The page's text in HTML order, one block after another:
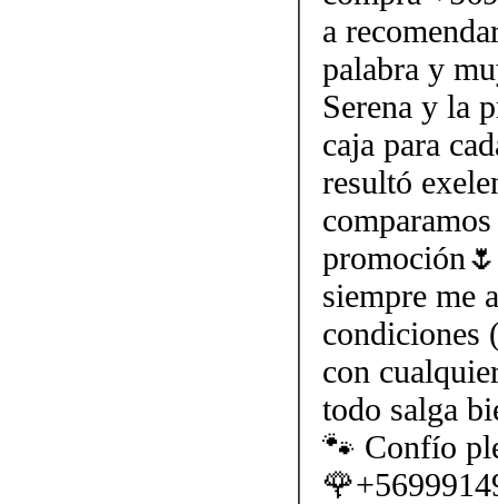
a
palabra y
Serena y la
caja para
resultó
siempre me
condiciones
con
todo salga
🐾 Confío